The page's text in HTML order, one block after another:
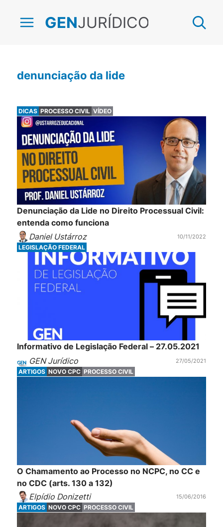
GENJURÍDICO
denunciação da lide
DICAS PROCESSO CIVIL VÍDEO
Denunciação da Lide no Direito Processual Civil:
entenda como funciona
Daniel Ustárroz
10/11/2022
LEGISLAÇÃO FEDERAL
Informativo de Legislação Federal – 27.05.2021
GEN Jurídico
27/05/2021
ARTIGOS NOVO CPC PROCESSO CIVIL
O Chamamento ao Processo no NCPC, no CC e
no CDC (arts. 130 a 132)
Elpídio Donizetti
15/06/2016
ARTIGOS NOVO CPC PROCESSO CIVIL